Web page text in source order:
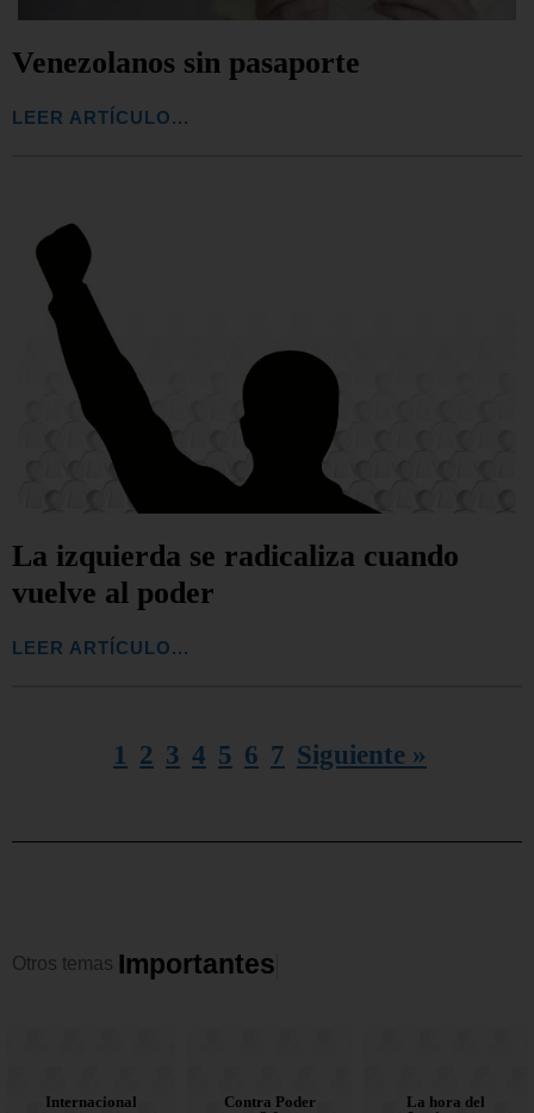
Venezolanos sin pasaporte
LEER ARTÍCULO...
La izquierda se radicaliza cuando
vuelve al poder
LEER ARTÍCULO...
1 2 3 4 5 6 7 Siguiente »
Otros temas Importantes
Nacionales
Internacional
Contra Poder
Opinión
Contra Poder
Corruptos en
La hora del
Corruptos en